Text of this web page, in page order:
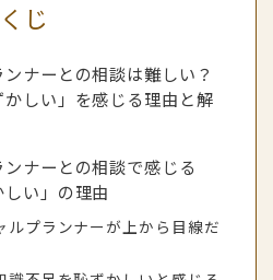
じ
ナーとの相談は難しい？
かしい」を感じる理由と解
ナーとの相談で感じる
しい」の理由
ルプランナーが上から目線だ